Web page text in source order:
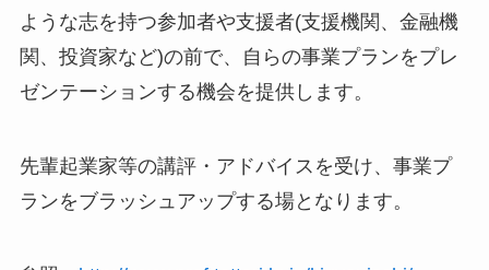
ような志を持つ参加者や支援者(支援機関、金融機
関、投資家など)の前で、自らの事業プランをプレ
ゼンテーションする機会を提供します。
先輩起業家等の講評・アドバイスを受け、事業プ
ランをブラッシュアップする場となります。